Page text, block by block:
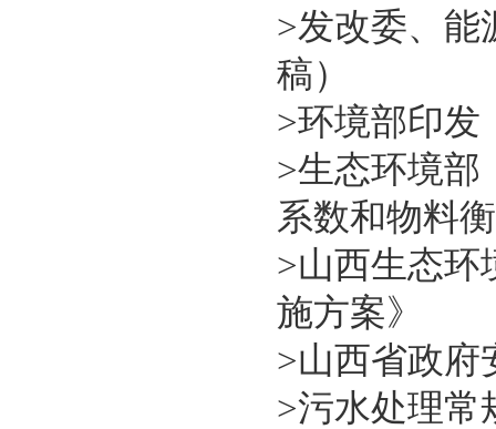
>发改委、能
稿）
>环境部印发
>生态环境部
系数和物料
>山西生态环
施方案》
>山西省政府
>污水处理常